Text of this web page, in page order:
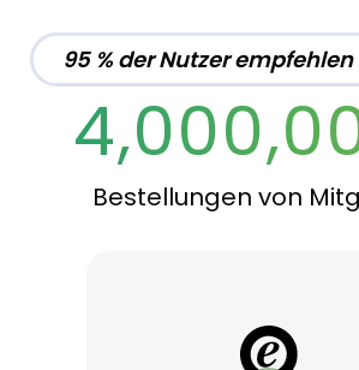
95 % der Nutzer
Bestellungen von